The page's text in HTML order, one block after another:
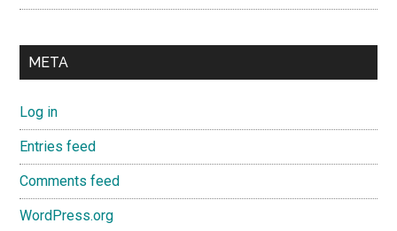
META
Log in
Entries feed
Comments feed
WordPress.org